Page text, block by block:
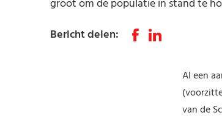
Bericht delen:
Al een
van de